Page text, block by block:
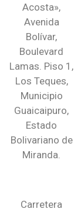
Acosta»,
Avenida
Bolívar,
Boulevard
Lamas. Piso 1,
Los Teques,
Municipio
Guaicaipuro,
Estado
Bolivariano de
Miranda.
Carretera